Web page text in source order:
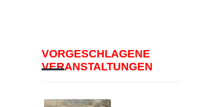
VORGESCHLAGENE
VERANSTALTUNGEN